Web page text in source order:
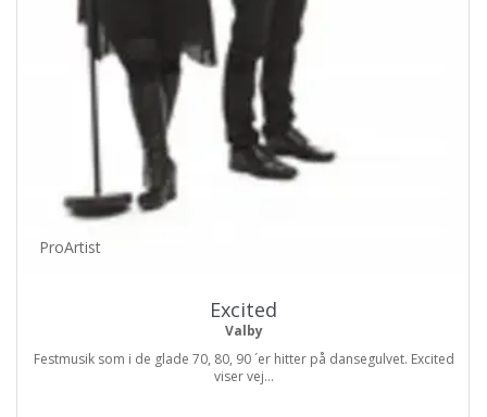
ProArtist
Excited
Valby
Festmusik som i de glade 70, 80, 90 ´er hitter på dansegulvet. Excited
viser vej...